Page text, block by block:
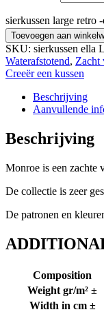
sierkussen large retro
Toevoegen aan
SKU: sierkussen ella
Waterafstotend, Zacht
Creeër een kussen
Beschrijving
Aanvullende
Beschrijving
Monroe is een zachte
De collectie is zeer
De patronen en
Composition
Weight gr/m² ±
Width in cm ±